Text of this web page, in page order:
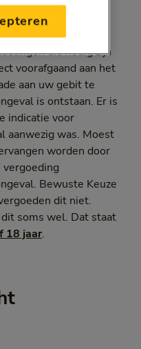
dan € 10.000 per
die nodig zijn
voorafgaand aan het
aan uw gebit te
is ontstaan. Er is
indicatie voor
aanwezig was. Moest
worden door
Bewuste Keuze
dit niet.
soms wel. Dat staat
18 jaar.